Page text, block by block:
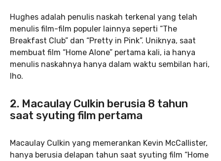
Hughes adalah penulis naskah terkenal yang telah
menulis film-film populer lainnya seperti “The
Breakfast Club” dan “Pretty in Pink”. Uniknya, saat
membuat film “Home Alone” pertama kali, ia hanya
menulis naskahnya hanya dalam waktu sembilan hari,
lho.
2. Macaulay Culkin berusia 8 tahun
saat syuting film pertama
Macaulay Culkin yang memerankan Kevin McCallister,
hanya berusia delapan tahun saat syuting film “Home